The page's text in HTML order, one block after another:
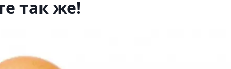
так же!